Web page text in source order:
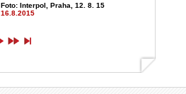
Foto: Interpol, Praha, 12. 8. 15
16.8.2015